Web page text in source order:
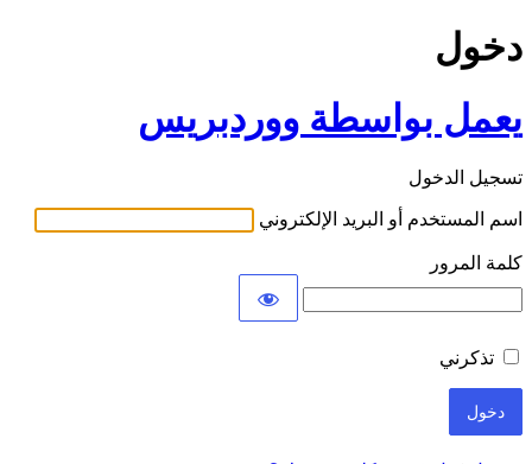
دخول
يعمل بواسطة ووردبريس
تسجيل الدخول
اسم المستخدم أو البريد الإلكتروني
كلمة المرور
تذكرني